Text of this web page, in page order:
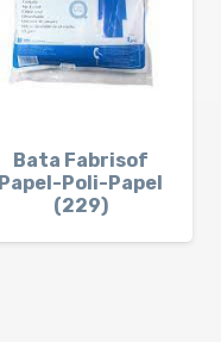
Bata Fabrisof
Papel-Poli-Papel
(229)